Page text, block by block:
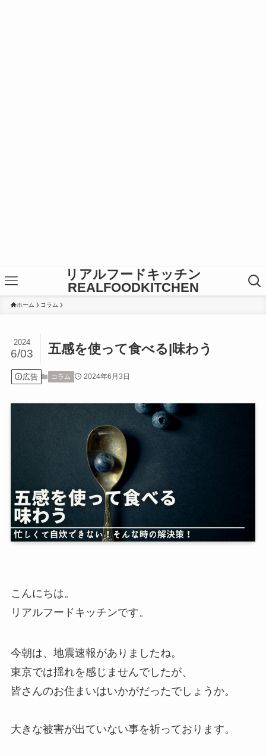
リアルフードキッチン
REALFOODKITCHEN
ホーム コラム
五感を使って食べる|味わう
2024
6/03
広告 コラム 2024年6月3日
こんにちは。
リアルフードキッチンです。
今朝は、地震速報がありましたね。
東京では揺れを感じませんでしたが、
皆さんのお住まいはいかがだったでしょうか。
大きな被害が出ていない事を祈っております。